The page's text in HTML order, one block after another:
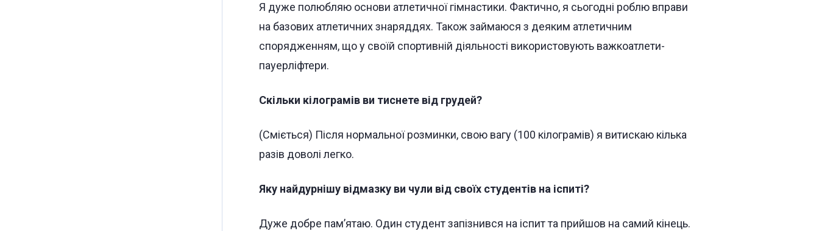
Я дуже полюбляю основи атлетичної гімнастики. Фактично, я сьогодні роблю вправи
на базових атлетичних знаряддях. Також займаюся з деяким атлетичним
спорядженням, що у своїй спортивній діяльності використовують важкоатлети-
пауерліфтери.
Скільки кілограмів ви тиснете від грудей?
(Сміється) Після нормальної розминки, свою вагу (100 кілограмів) я витискаю кілька
разів доволі легко.
Яку найдурнішу відмазку ви чули від своїх студентів на іспиті?
Дуже добре пам’ятаю. Один студент запізнився на іспит та прийшов на самий кінець.